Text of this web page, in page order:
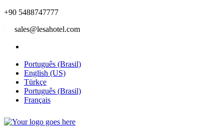
+90 5488747777
sales@lesahotel.com
Português (Brasil)
English (US)
Türkçe
Português (Brasil)
Français